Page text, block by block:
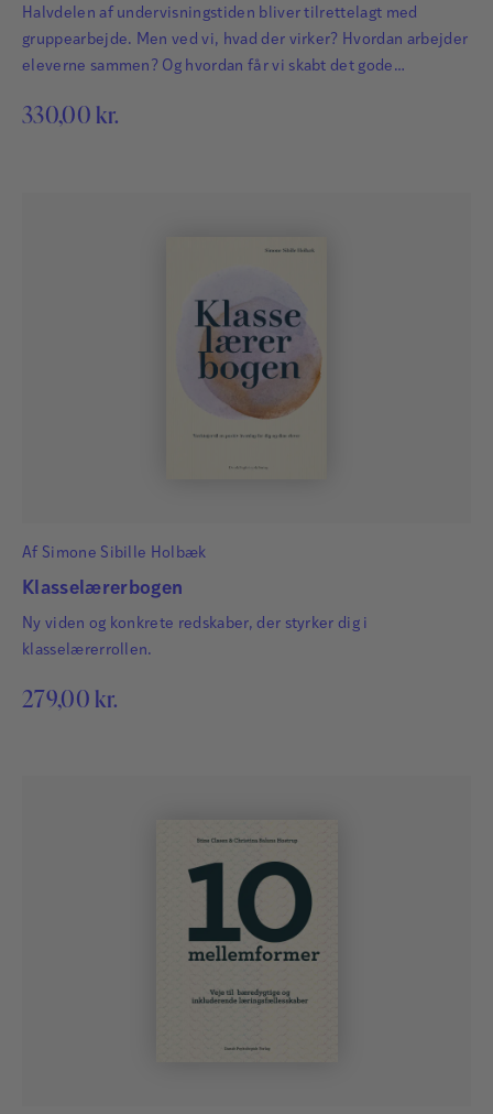
Halvdelen af undervisningstiden bliver tilrettelagt med
gruppearbejde. Men ved vi, hvad der virker? Hvordan arbejder
eleverne sammen? Og hvordan får vi skabt det gode
330,00 kr.
Af Simone Sibille Holbæk
Klasselærerbogen
Ny viden og konkrete redskaber, der styrker dig i
klasselærerrollen.
279,00 kr.